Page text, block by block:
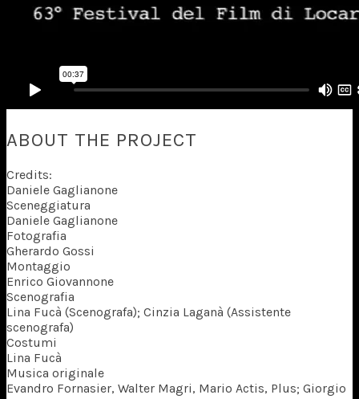
ABOUT THE PROJECT
Credits:
Daniele Gaglianone
Sceneggiatura
Daniele Gaglianone
Fotografia
Gherardo Gossi
Montaggio
Enrico Giovannone
Scenografia
Lina Fucà (Scenografa); Cinzia Laganà (Assistente
scenografa)
Costumi
Lina Fucà
Musica originale
Evandro Fornasier, Walter Magri, Mario Actis, Plus; Giorgio